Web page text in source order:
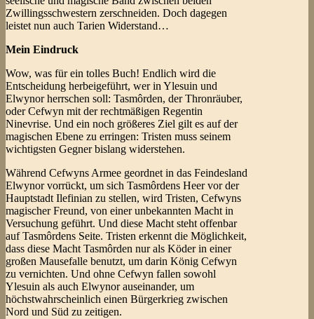
Zwillingsschwestern zerschneiden. Doch dagegen
leistet nun auch Tarien Widerstand…
Mein Eindruck
Wow, was für ein tolles Buch! Endlich wird die
Entscheidung herbeigeführt, wer in Ylesuin und
Elwynor herrschen soll: Tasmôrden, der Thronräuber,
oder Cefwyn mit der rechtmäßigen Regentin
Ninevrise. Und ein noch größeres Ziel gilt es auf der
magischen Ebene zu erringen: Tristen muss seinem
wichtigsten Gegner bislang widerstehen.
Während Cefwyns Armee geordnet in das Feindesland
Elwynor vorrückt, um sich Tasmôrdens Heer vor der
Hauptstadt Ilefinian zu stellen, wird Tristen, Cefwyns
magischer Freund, von einer unbekannten Macht in
Versuchung geführt. Und diese Macht steht offenbar
auf Tasmôrdens Seite. Tristen erkennt die Möglichkeit,
dass diese Macht Tasmôrden nur als Köder in einer
großen Mausefalle benutzt, um darin König Cefwyn
zu vernichten. Und ohne Cefwyn fallen sowohl
Ylesuin als auch Elwynor auseinander, um
höchstwahrscheinlich einen Bürgerkrieg zwischen
Nord und Süd zu zeitigen.